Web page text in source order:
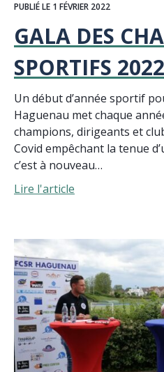
PUBLIÉ LE 1 FÉVRIER 2022
GALA DES
SPORTIFS 2022
Un début d’année sportif
Haguenau met chaque
champions, dirigeants et
Covid empêchant la tenue
c’est à nouveau…
Lire l'article